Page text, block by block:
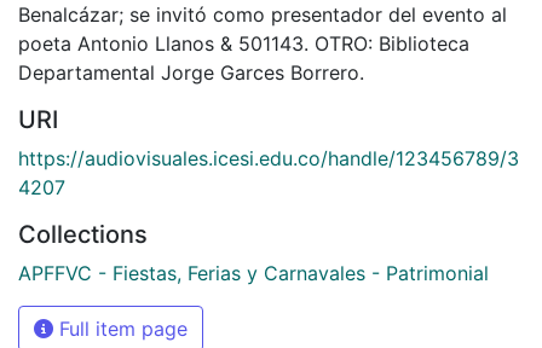
Benalcázar; se invitó como presentador del evento al
poeta Antonio Llanos & 501143. OTRO: Biblioteca
Departamental Jorge Garces Borrero.
URI
https://audiovisuales.icesi.edu.co/handle/123456789/3
4207
Collections
APFFVC - Fiestas, Ferias y Carnavales - Patrimonial
Full item page